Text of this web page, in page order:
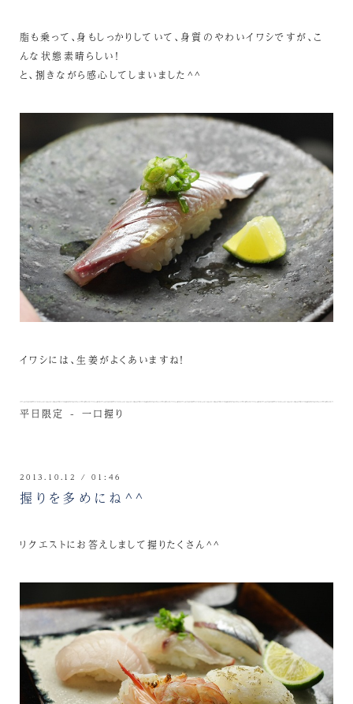
脂も乗って、身もしっかりしていて、身質のやわいイワシですが、こ
んな状態素晴らしい！
と、捌きながら感心してしまいました^^
イワシには、生姜がよくあいますね！
平日限定 - 一口握り
2013.10.12 / 01:46
握りを多めにね^^
リクエストにお答えしまして握りたくさん^^